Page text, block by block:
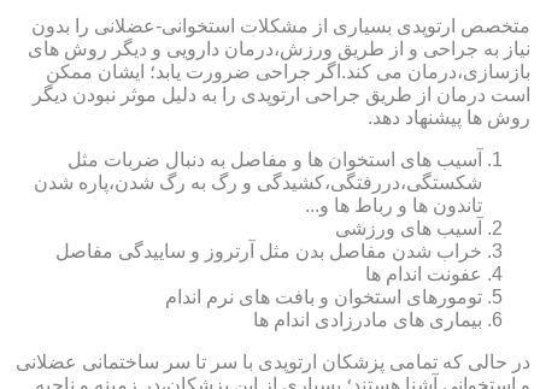
متخصص ارتوپدی بسیاری از مشکلات استخوانی-عضلانی را بدون
نیاز به جراحی و از طریق ورزش،درمان دارویی و دیگر روش های
بازسازی،درمان می کند.اگر جراحی ضرورت یابد؛ ایشان ممکن
است درمان از طریق جراحی ارتوپدی را به دلیل موثر نبودن دیگر
روش ها پیشنهاد دهد.
آسیب های استخوان ها و مفاصل به دنبال ضربات مثل
شکستگی،دررفتگی،کشیدگی و رگ به رگ شدن،پاره شدن
تاندون ها و رباط ها و...
آسیب های ورزشی
خراب شدن مفاصل بدن مثل آرتروز و ساییدگی مفاصل
عفونت اندام ها
تومورهای استخوان و بافت های نرم اندام
بیماری های مادرزادی اندام ها
در حالی که تمامی پزشکان ارتوپدی با سر تا سر ساختمانی عضلانی